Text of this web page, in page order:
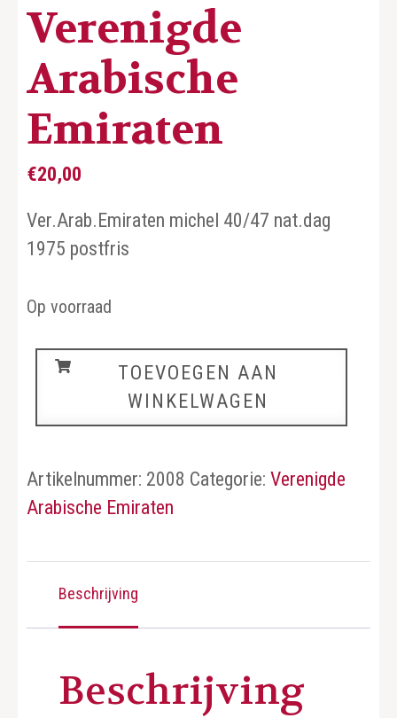
Verenigde
Arabische
Emiraten
€20,00
Ver.Arab.Emiraten michel 40/47 nat.dag
1975 postfris
Op voorraad
Verenigde
TOEVOEGEN AAN
WINKELWAGEN
Artikelnummer: 2008 Categorie: Verenigde
Arabische Emiraten
Beschrijving
Beschrijving